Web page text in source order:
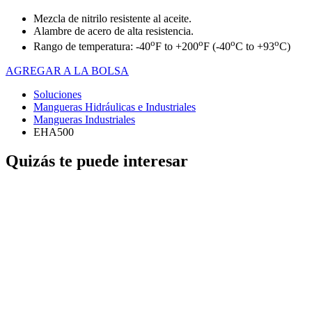
Mezcla de nitrilo resistente al aceite.
Alambre de acero de alta resistencia.
Rango de temperatura: -40oF to +200oF (-40oC to +93oC)
AGREGAR A LA BOLSA
Soluciones
Mangueras Hidráulicas e Industriales
Mangueras Industriales
EHA500
Quizás te puede interesar